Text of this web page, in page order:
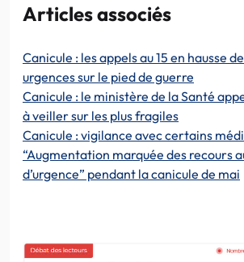
Articles associés
Canicule : les appels au 15 en hausse
urgences sur le pied de guerre
Canicule : le ministère de la Santé
à veiller sur les plus fragiles
Canicule : vigilance avec certains
“Augmentation marquée des recours
d’urgence” pendant la canicule de mai